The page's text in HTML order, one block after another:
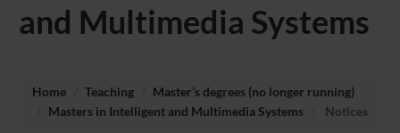
and Multimedia Systems
Home Teaching
Master’s degrees (no longer running)
Masters in Intelligent and Multimedia Systems
Notices